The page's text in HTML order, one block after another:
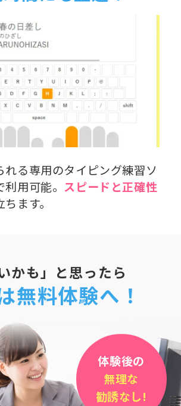
れる専用のタイピング練習ソ
用可能。 スピードと正確性
ます。
かも」と思ったら
無料体験へ！
体験後の
無理な
勧誘なし!